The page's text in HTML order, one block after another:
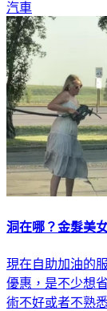
汽車
現在自助加油的
優惠，是不少想